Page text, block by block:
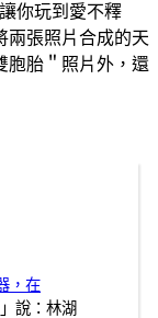
你玩到愛不釋
兩張照片合成的天
胞胎＂照片外，還
，在
」說：林湖